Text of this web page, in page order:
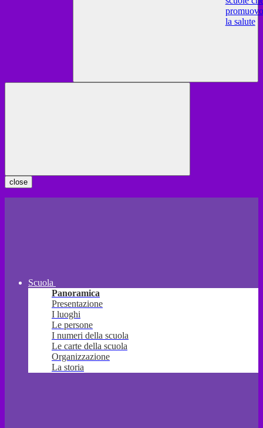
close
Scuola
Panoramica
Presentazione
I luoghi
Le persone
I numeri della scuola
Le carte della scuola
Organizzazione
La storia